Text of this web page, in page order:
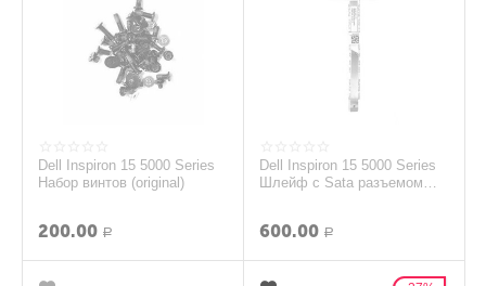
Dell Inspiron 15 5000 Series
Набор винтов (original)
200.00 Р
Dell Inspiron 15 5000 Series
Шлейф с Sata разъемом
600.00 Р